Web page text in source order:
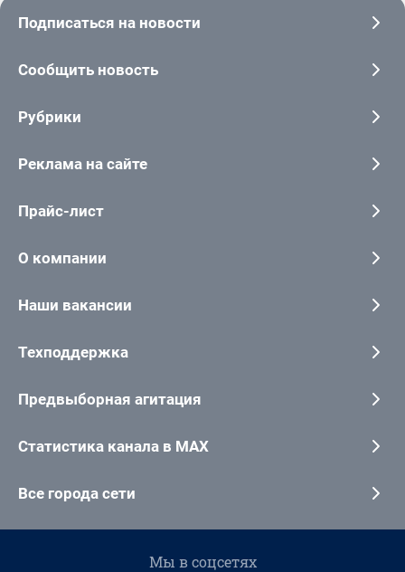
Подписаться на новости
Сообщить новость
Рубрики
Реклама на сайте
Прайс-лист
О компании
Наши вакансии
Техподдержка
Предвыборная агитация
Статистика канала в MAX
Все города сети
Мы в соцсетях